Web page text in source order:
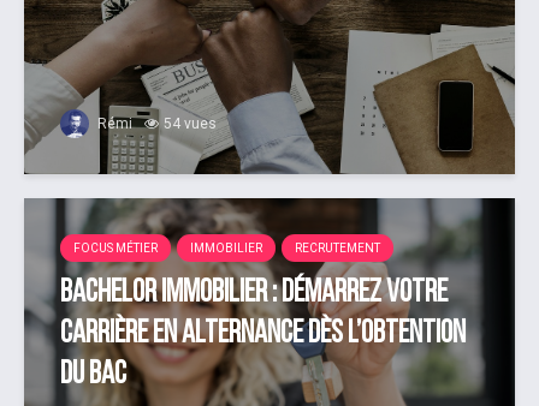
Rémi 54 vues
FOCUS MÉTIER IMMOBILIER RECRUTEMENT
Bachelor Immobilier : démarrez votre
carrière en alternance dès l’obtention
du bac